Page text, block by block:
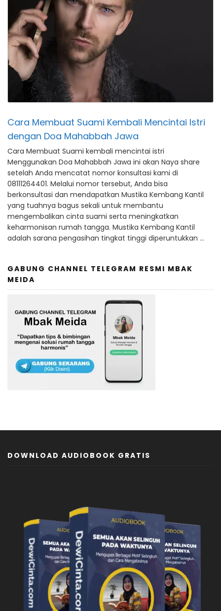
Cara Membuat Suami Kembali Mencintai Istri
dengan Doa Mahabbah Jawa
Cara Membuat Suami kembali mencintai istri
Menggunakan Doa Mahabbah Jawa ini akan Naya share
setelah Anda mencatat nomor konsultasi kami di
08111264401. Melalui nomor tersebut, Anda bisa
berkonsultasi dan mendapatkan Mustika Kembang Kantil
yang tuahnya bagus sekali untuk membantu
mengembalikan cinta suami serta meningkatkan
keharmonisan rumah tangga. Mustika Kembang Kantil
adalah sarana pengasihan tingkat tinggi diperuntukkan …
GABUNG CHANNEL TELEGRAM RESMI MBAK
MEIDA
DOWNLOAD AUDIOBOOK GRATIS